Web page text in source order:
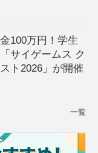
100万円！学生
サイゲームス ク
ト2026」が開催
一覧